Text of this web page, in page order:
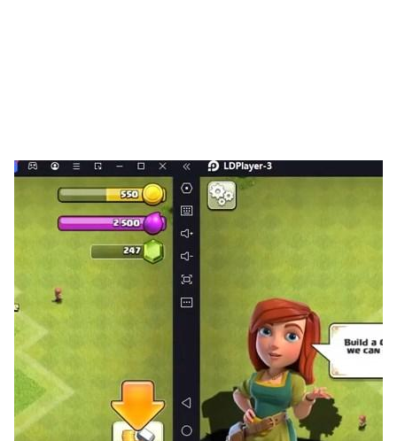
立對序數的熟悉。）
📱 電話 - 幫助你的朋友在電話上說話！ （提高專注力和記
住數字的能力。）
🚀 空間之旅 - 駕駛你的船進入開放空間，幫助有趣的食物
旅行到遙遠的行星！ （相對金額）
🚨 救生員 - 保存一個荒島上有趣的食物！ （比較數字和金
額。）
👩‍🍳 有趣的廚房 - 根據食譜烹製美味的菜肴！ （建立對整
體及其部分的概念的熟悉。）
👉 免費提供三款遊戲：數字蛋糕，商店 場和過山車。要進
入所有九個遊戲，您需要獲取完整版本的應用程式。